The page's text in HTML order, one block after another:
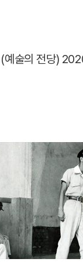
)
예술의 전당)